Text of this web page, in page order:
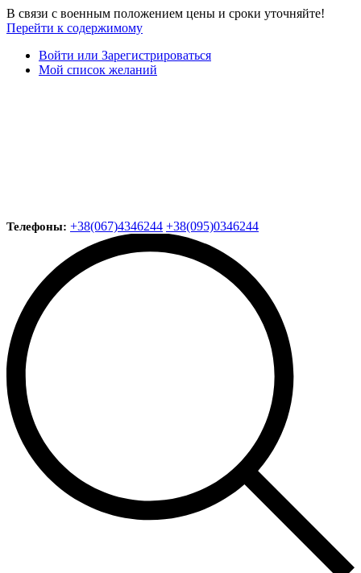
В связи с военным положением цены и сроки уточняйте!
Перейти к содержимому
Войти или Зарегистрироваться
Мой список желаний
Телефоны: +38(067)4346244 +38(095)0346244